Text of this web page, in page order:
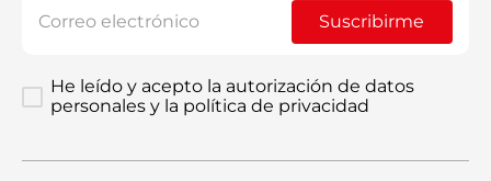
Suscribirme
He leído y acepto la autorización de datos
personales y la política de privacidad